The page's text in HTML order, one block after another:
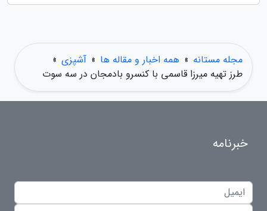
مجله مستانه » همه اخبار و مقاله ها » آشپزی »
طرز تهیه میرزا قاسمی با کنسرو بادمجان در سه سوت
خبرنامه